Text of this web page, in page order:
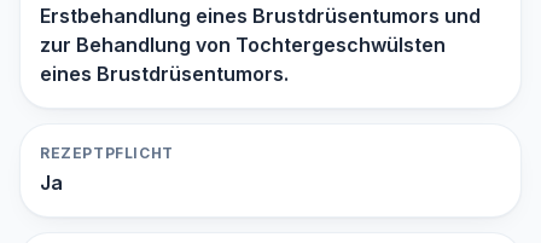
Erstbehandlung eines Brustdrüsentumors und
zur Behandlung von Tochtergeschwülsten
eines Brustdrüsentumors.
REZEPTPFLICHT
Ja